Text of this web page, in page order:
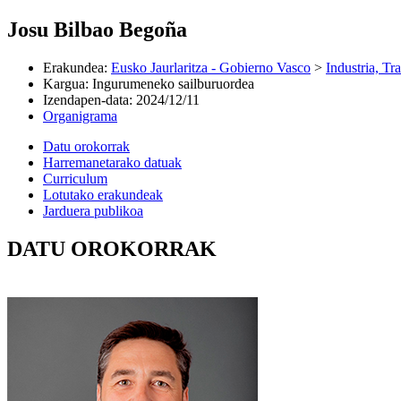
Josu Bilbao Begoña
Erakundea: Eusko Jaurlaritza - Gobierno Vasco > Industria,
Kargua: Ingurumeneko sailburuordea
Izendapen-data: 2024/12/11
Organigrama
Datu orokorrak
Harremanetarako datuak
Curriculum
Lotutako erakundeak
Jarduera publikoa
DATU OROKORRAK